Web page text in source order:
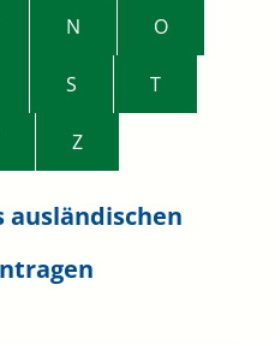
N O
S T
Z
ausländischen